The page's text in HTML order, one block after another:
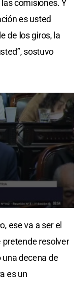
comisiones. Y
es usted
de los giros, la
sostuvo
ese va a ser el
pretende resolver
decena de
es un